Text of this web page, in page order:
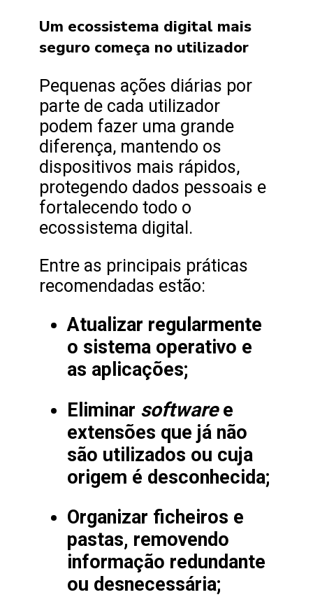
Um ecossistema digital mais
seguro começa no utilizador
Pequenas ações diárias por
parte de cada utilizador
podem fazer uma grande
diferença, mantendo os
dispositivos mais rápidos,
protegendo dados pessoais e
fortalecendo todo o
ecossistema digital.
Entre as principais práticas
recomendadas estão:
Atualizar regularmente
o sistema operativo e
as aplicações;
Eliminar softwaree
extensões que já não
são utilizados ou cuja
origem é desconhecida;
Organizar ficheiros e
pastas, removendo
informação redundante
ou desnecessária;